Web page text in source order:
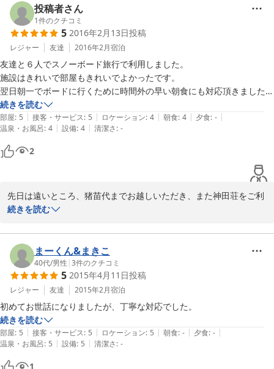
今シーズンは間もなく営業終了ですが、また来シーズンのご利用を
お待ちしております！ありがとうございました。
2018-03-11
投稿者さん
1件のクチコミ
5 2016年2月13日投稿
レジャー 友達 2016年2月宿泊
友達と６人でスノーボード旅行で利用しました。
施設はきれいで部屋もきれいでよかったです。
翌日朝一でボードに行くために時間外の早い朝食にも対応頂きました。
ご主人さんありがとうございましたー
続きを読む
部屋: 5 | 接客・サービス: 5 | ロケーション: 4 | 朝食: 4 | 夕食: - |
温泉・お風呂: 4 | 設備: 4 | 清潔さ: -
2
先日は遠いところ、猪苗代までお越しいただき、また神田荘をご利
用頂きまして、誠にありがとうございました。
当日は夕食なしのプランでしたので、徒歩圏内の居酒屋をご案内さ
せて頂きましたが、どこも満席で少し離れたところをご案内する形
になり、申し訳ありませんでした。。スキーのトップシーズンだっ
たので、居酒屋も大人気だったんですね。。
朝食は、がんばって早起きしました！もともと農家なので、朝は強
いので、お任せください　笑
また、会津方面にお越しの際は是非ご利用くださいませ。
続きを読む
まーくん&まきこ
40代/男性 |3件のクチコミ
5 2015年4月11日投稿
レジャー 友達 2015年2月宿泊
初めてお世話になりましたが、丁寧な対応でした。
続きを読む
部屋: 5 | 接客・サービス: 5 | ロケーション: 5 | 朝食: - | 夕食: - |
温泉・お風呂: 5 | 設備: 5 | 清潔さ: -
1